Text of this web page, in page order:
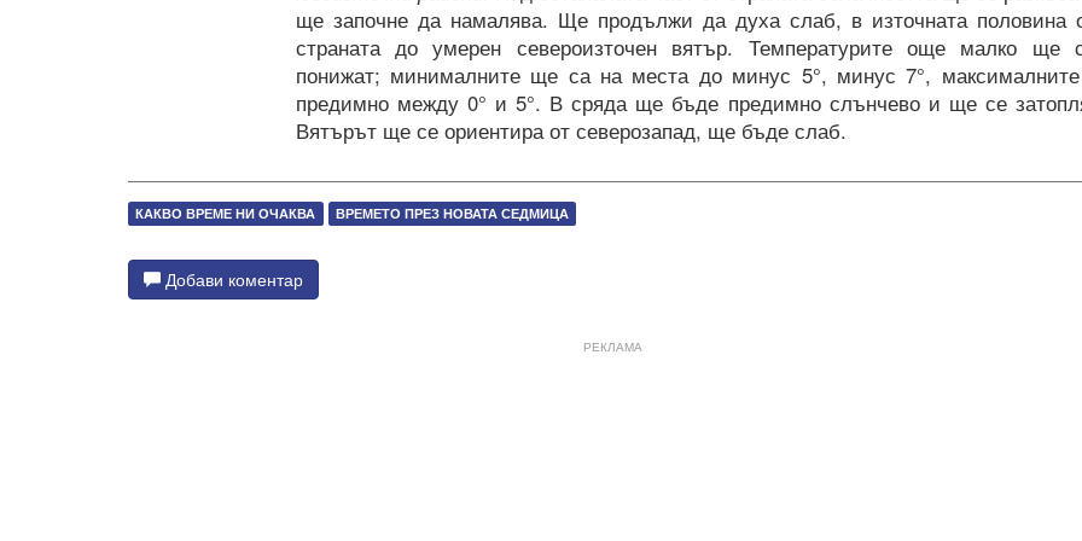
ще започне да намалява. Ще продължи да духа слаб, в източната половина
страната до умерен североизточен вятър. Температурите още малко ще
понижат; минималните ще са на места до минус 5°, минус 7°,
предимно между 0° и 5°. В сряда ще бъде предимно слънчево и ще се
Вятърът ще се ориентира от северозапад, ще бъде слаб.
КАКВО ВРЕМЕ НИ ОЧАКВА ВРЕМЕТО ПРЕЗ НОВАТА СЕДМИЦА
Добави коментар
РЕКЛАМА